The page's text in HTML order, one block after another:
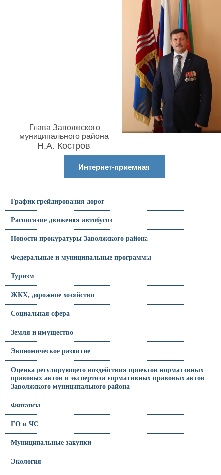
Глава Заволжского
муниципального района
Н.А. Костров
Интернет-приемная
График грейдирования дорог
Расписание движения автобусов
Новости прокуратуры Заволжского района
Федеральные и муниципальные программы
Туризм
ЖКХ, дорожное хозяйство
Социальная сфера
Земля и имущество
Экономическое развитие
Оценка регулирующего воздействия проектов нормативных
правовых актов и экспертиза нормативных правовых актов
Заволжского муниципального района
Финансы
ГО и ЧС
Муниципальные закупки
Экология